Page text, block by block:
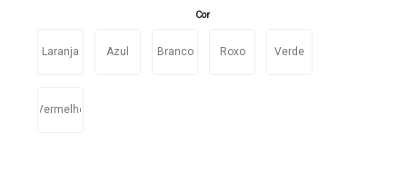
Cor
Laranja Azul Branco Roxo Verde
Vermelho